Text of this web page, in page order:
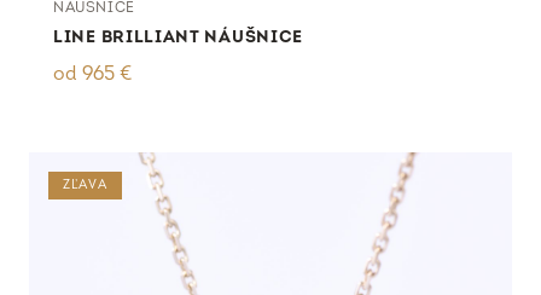
NÁUŠNICE
LINE BRILLIANT NÁUŠNICE
od 965 €
ZĽAVA